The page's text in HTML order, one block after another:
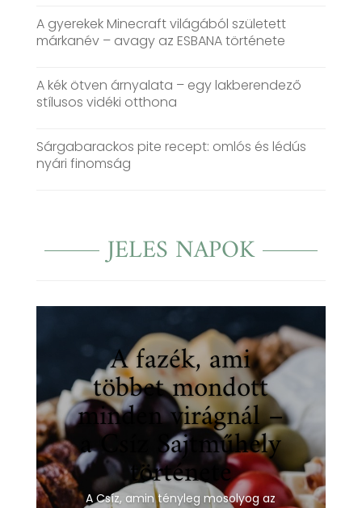
A gyerekek Minecraft világából született
márkanév – avagy az ESBANA története
A kék ötven árnyalata – egy lakberendező
stílusos vidéki otthona
Sárgabarackos pite recept: omlós és lédús
nyári finomság
JELES NAPOK
A fazék, ami
többet mondott
minden virágnál –
a Csíz Sajtműhely
története
A Csíz, amin tényleg mosolyog az